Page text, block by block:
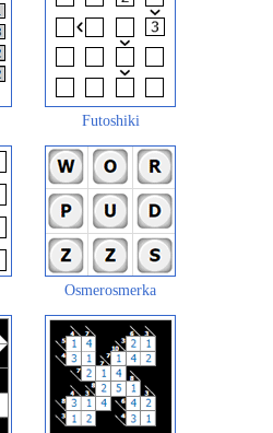
Futoshiki
Osmerosmerka